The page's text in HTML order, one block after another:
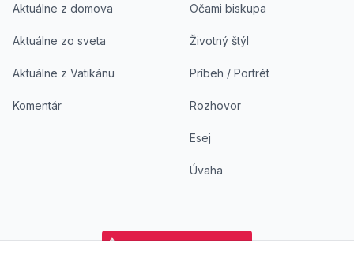
Aktuálne z domova
Aktuálne zo sveta
Aktuálne z Vatikánu
Komentár
Očami biskupa
Životný štýl
Príbeh / Portrét
Rozhovor
Esej
Úvaha